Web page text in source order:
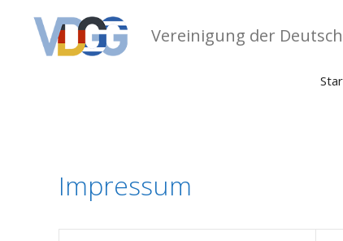
Inhalt
springen
Vereinigung der
Impressum